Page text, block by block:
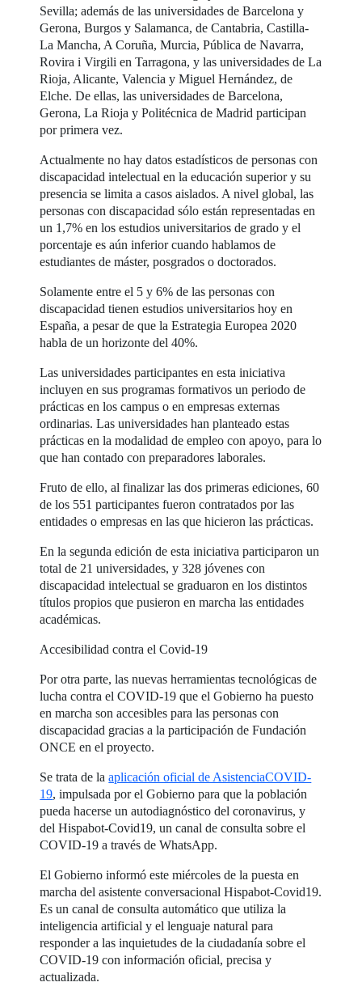
Sevilla; además de las universidades de Barcelona y
Gerona, Burgos y Salamanca, de Cantabria, Castilla-
La Mancha, A Coruña, Murcia, Pública de Navarra,
Rovira i Virgili en Tarragona, y las universidades de La
Rioja, Alicante, Valencia y Miguel Hernández, de
Elche. De ellas, las universidades de Barcelona,
Gerona, La Rioja y Politécnica de Madrid participan
por primera vez.
Actualmente no hay datos estadísticos de personas con
discapacidad intelectual en la educación superior y su
presencia se limita a casos aislados. A nivel global, las
personas con discapacidad sólo están representadas en
un 1,7% en los estudios universitarios de grado y el
porcentaje es aún inferior cuando hablamos de
estudiantes de máster, posgrados o doctorados.
Solamente entre el 5 y 6% de las personas con
discapacidad tienen estudios universitarios hoy en
España, a pesar de que la Estrategia Europea 2020
habla de un horizonte del 40%.
Las universidades participantes en esta iniciativa
incluyen en sus programas formativos un periodo de
prácticas en los campus o en empresas externas
ordinarias. Las universidades han planteado estas
prácticas en la modalidad de empleo con apoyo, para lo
que han contado con preparadores laborales.
Fruto de ello, al finalizar las dos primeras ediciones, 60
de los 551 participantes fueron contratados por las
entidades o empresas en las que hicieron las prácticas.
En la segunda edición de esta iniciativa participaron un
total de 21 universidades, y 328 jóvenes con
discapacidad intelectual se graduaron en los distintos
títulos propios que pusieron en marcha las entidades
académicas.
Accesibilidad contra el Covid-19
Por otra parte, las nuevas herramientas tecnológicas de
lucha contra el COVID-19 que el Gobierno ha puesto
en marcha son accesibles para las personas con
discapacidad gracias a la participación de Fundación
ONCE en el proyecto.
Se trata de laaplicación oficial de AsistenciaCOVID-
19, impulsada por el Gobierno para que la población
pueda hacerse un autodiagnóstico del coronavirus, y
del Hispabot-Covid19, un canal de consulta sobre el
COVID-19 a través de WhatsApp.
El Gobierno informó este miércoles de la puesta en
marcha del asistente conversacional Hispabot-Covid19.
Es un canal de consulta automático que utiliza la
inteligencia artificial y el lenguaje natural para
responder a las inquietudes de la ciudadanía sobre el
COVID-19 con información oficial, precisa y
actualizada.